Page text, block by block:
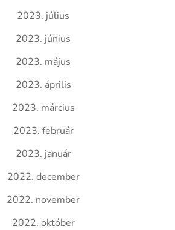
2023. július
2023. június
2023. május
2023. április
2023. március
2023. február
2023. január
2022. december
2022. november
2022. október